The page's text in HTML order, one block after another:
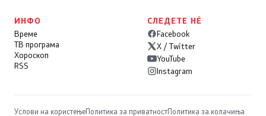
ИНФО
Време
ТВ програма
Хороскоп
RSS
СЛЕДЕТЕ НÉ
Facebook
X / Twitter
YouTube
Instagram
Услови на користењеПолитика за приватностПолитика за колачиња